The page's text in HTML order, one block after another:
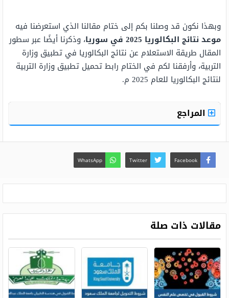
وبهذا نكون قد وصلنا بكم إلى ختام مقالنا الذي استعرضنا فيه
موعد نتائج البكالوريا 2025 في سوريا
، وذكرنا أيضًا عبر سطور
المقال طريقة الاستعلام عن نتائج البكالوريا في تطبيق وزارة
التربية، وأرفقنا لكم في الختام رابط تحميل تطبيق وزارة التربية
لنتائج البكالوريا للعام 2025 م.
المراجع
Facebook
Twitter
WhatsApp
مقالات ذات صلة